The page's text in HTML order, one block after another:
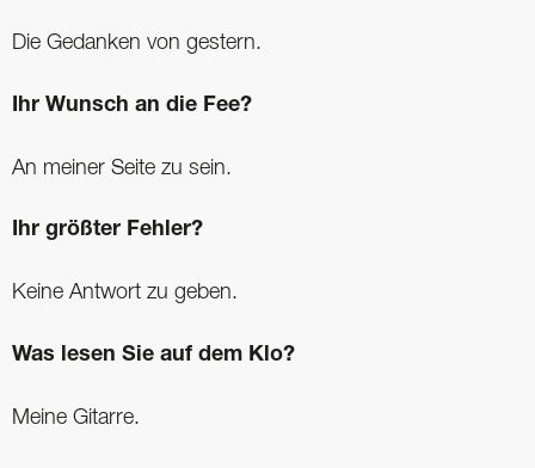
Die Gedanken von gestern.
Ihr Wunsch an die Fee?
An meiner Seite zu sein.
Ihr größter Fehler?
Keine Antwort zu geben.
Was lesen Sie auf dem Klo?
Meine Gitarre.